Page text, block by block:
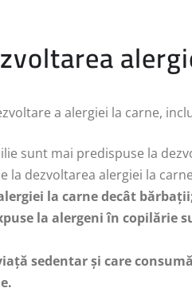
a alergiei la carne,
sunt mai predispuse la
la dezvoltarea alergiei la
la carne decât
la alergeni în copilărie
sedentar și care